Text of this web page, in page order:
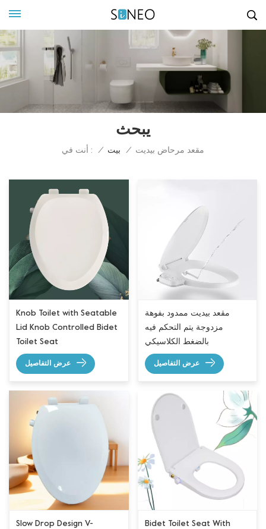
يبحث
أنت في : / بيت / مقعد مرحاض بيديت
Knob Toilet with Seatable
Lid Knob Controlled Bidet
Toilet Seat
عرض التفاصيل
مقعد بيديت ممدود بفوهة
مزدوجة يتم التحكم فيه
بالضغط الكلاسيكي
عرض التفاصيل
Slow Drop Design V-
Bidet Toilet Seat With